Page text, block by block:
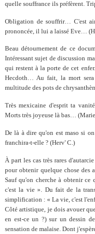
quelle souffrance ils préfèrent.
Obligation de souffrir… C'est
prononcée, il lui a laissé Eve…
Beau détournement de ce
Intéressant sujet de discussion
qui restent à la porte de cet
Hecdoth… Au fait, la mort
multitude des pots de
Très mexicaine d'esprit ta
Morts très joyeuse là bas…
De là à dire qu'on est maso si
franchira-t-elle ? (Herv' C.)
À part les cas très rares
pour obtenir quelque chose des
Sauf qu'on cherche à obtenir ce
c'est la vie ». Du fait de la
simplification : « La vie, c'est
Côté artistique, je dois avouer
en est-ce un ?) sur un dessin
sensation de malaise. Dont